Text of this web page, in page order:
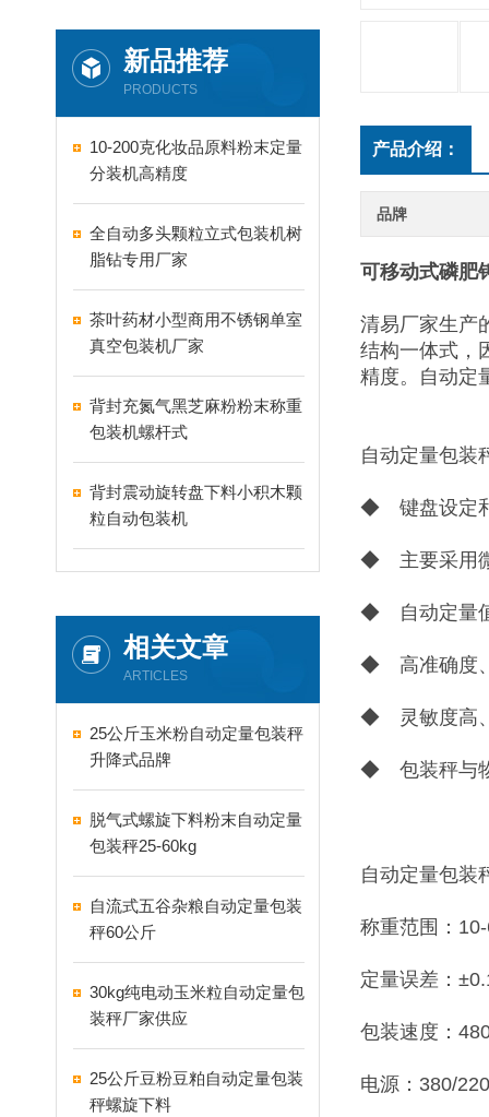
新品推荐
PRODUCTS
10-200克化妆品原料粉末定量
分装机高精度
全自动多头颗粒立式包装机树
脂钻专用厂家
茶叶药材小型商用不锈钢单室
真空包装机厂家
背封充氮气黑芝麻粉粉末称重
包装机螺杆式
背封震动旋转盘下料小积木颗
粒自动包装机
相关文章
ARTICLES
25公斤玉米粉自动定量包装秤
升降式品牌
脱气式螺旋下料粉末自动定量
包装秤25-60kg
自流式五谷杂粮自动定量包装
秤60公斤
30kg纯电动玉米粒自动定量包
装秤厂家供应
25公斤豆粉豆粕自动定量包装
秤螺旋下料
产品介绍：
品牌
可移动式磷肥
清易厂家生产
结构一体式，
精度。自动定
自动定量包装
◆ 键盘设定
◆ 主要采用
◆ 自动定量
◆ 高准确度、
◆ 灵敏度高、
◆ 包装秤与物
自动定量包装
称重范围：
定量误差：
包装速度：
电源：380/